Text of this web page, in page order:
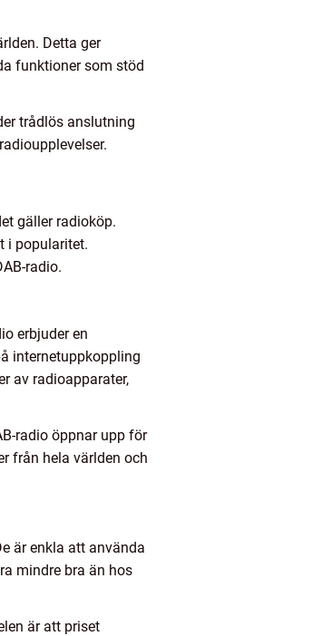
Detta ger
funktioner som stöd
trådlös anslutning
gäller radioköp.
i popularitet.
radio.
erbjuder en
internetuppkoppling
av radioapparater,
radio öppnar upp för
från hela världen och
är enkla att använda
mindre bra än hos
är att priset